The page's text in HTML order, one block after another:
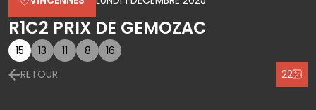
R1C2 PRIX DE GEMOZAC
15 13 11 8
16
RETOUR
22